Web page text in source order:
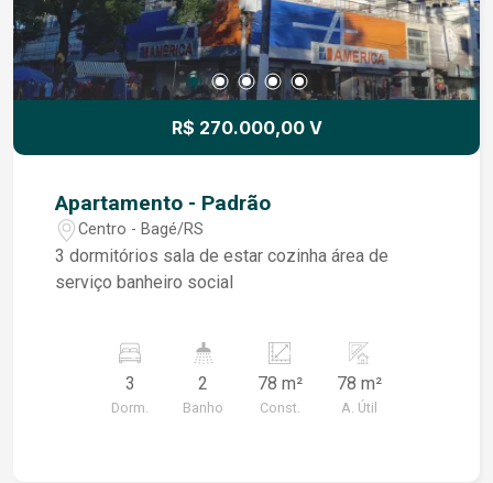
um ambiente agradável, estando a poucos
minutos do centro da cidade, com fácil acesso a
comércios, serviços e demais conveniências.
Uma excelente oportunidade para quem busca
um imóvel bem conservado, seguro e com ótima
R$ 270.000,00 V
Apartamento - Padrão
Centro - Bagé/RS
3 dormitórios sala de estar cozinha área de
serviço banheiro social
3
Dorm.
2
Banho
78 m²
Const.
78 m²
A. Útil